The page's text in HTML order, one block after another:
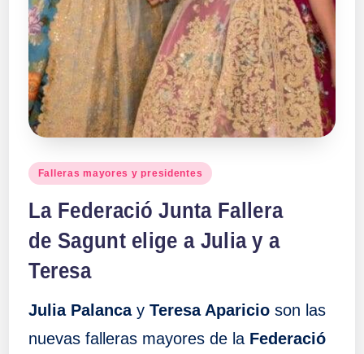
Publicado
Falleras mayores y presidentes
La Federació Junta Fallera
de Sagunt elige a Julia y a
Teresa
Julia Palanca y Teresa Aparicio son las
nuevas falleras mayores de la Federació